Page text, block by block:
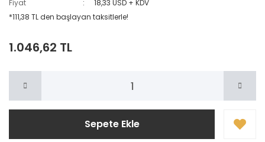
Fiyat
18,33 USD + KDV
*111,38 TL den başlayan taksitlerle!
1.046,62 TL
Sepete Ekle